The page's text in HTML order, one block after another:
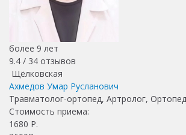
более 9 лет
9.4 / 34 отзывов
Щёлковская
Ахмедов Умар Русланович
Травматолог-ортопед, Артролог,
Стоимость приема:
1680 Р.